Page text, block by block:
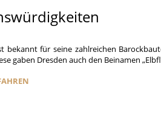
bekannt für seine zahlreichen
gaben Dresden auch den Beinamen